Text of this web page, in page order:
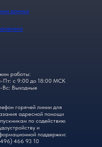
работы:
Пт: с 9:00 до 18:00 МСК
Вс: Выходные
горячей линии для
адресной помощи
по содействию
и
поддержки:
466 93 10
данных